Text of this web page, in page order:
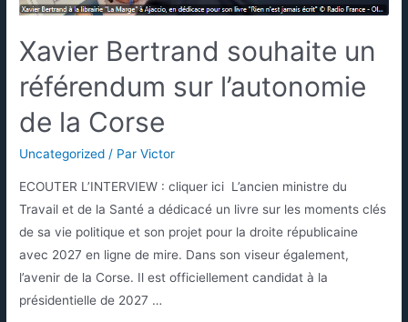
Xavier Bertrand souhaite un
référendum sur l’autonomie
de la Corse
Uncategorized / ParVictor
ECOUTER L’INTERVIEW : cliquer ici L’ancien ministre du
Travail et de la Santé a dédicacé un livre sur les moments clés
de sa vie politique et son projet pour la droite républicaine
avec 2027 en ligne de mire. Dans son viseur également,
l’avenir de la Corse. Il est officiellement candidat à la
présidentielle de 2027 …